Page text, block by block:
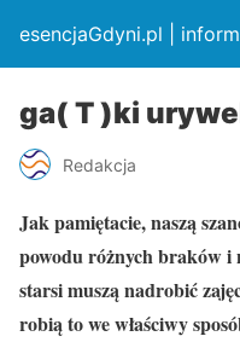
esencjaGdyni.pl |
ga( T )ki
Redakcja
Jak pamiętacie, naszą
powodu różnych braków i
starsi muszą nadrobić
robią to we właściwy